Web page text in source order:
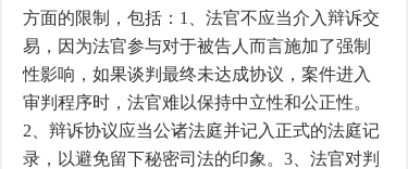
方面的限制，包括：1、法官不应当介入辩诉交
易，因为法官参与对于被告人而言施加了强制
性影响，如果谈判最终未达成协议，案件进入
审判程序时，法官难以保持中立性和公正性。
2、辩诉协议应当公诸法庭并记入正式的法庭记
录，以避免留下秘密司法的印象。3、法官对判